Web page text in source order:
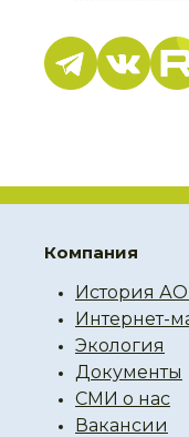
Компания
История
Интернет-
Экология
Документы
СМИ о нас
Вакансии